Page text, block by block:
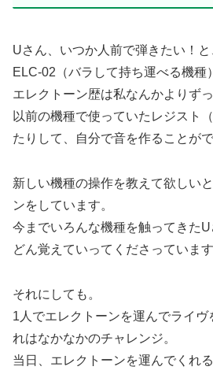
Uさん、いつか人前で弾きたい！
ELC-02（バラして持ち運べる機種
エレクトーン歴は私なんかよりず
以前の機種で使っていたレジスト
たりして、自分で音を作ることが
新しい機種の操作を教えて欲しい
ンをしています。
今までいろんな機種を触ってきた
どん覚えていってくださっています
それにしても。
1人でエレクトーンを運んでライ
れはなかなかのチャレンジ。
当日、エレクトーンを運んでくれ